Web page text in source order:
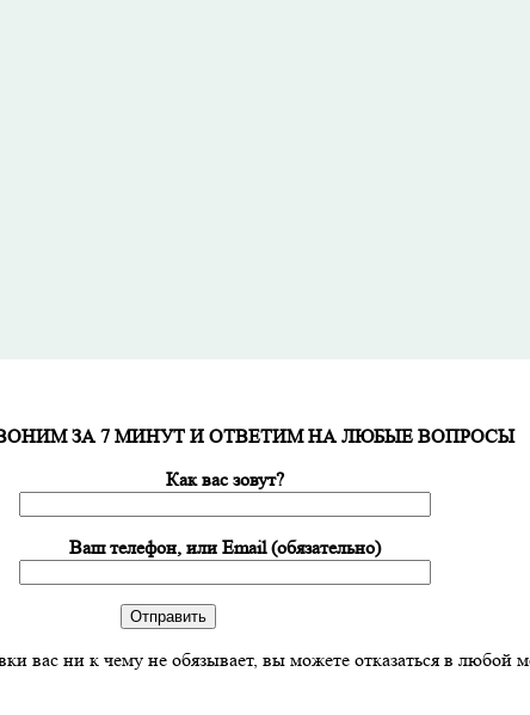
ЗА 7 МИНУТ И ОТВЕТИМ НА ЛЮБЫЕ ВОПРОСЫ
Как вас зовут?
Ваш телефон, или Email (обязательно)
вас ни к чему не обязывает, вы можете отказаться в любой